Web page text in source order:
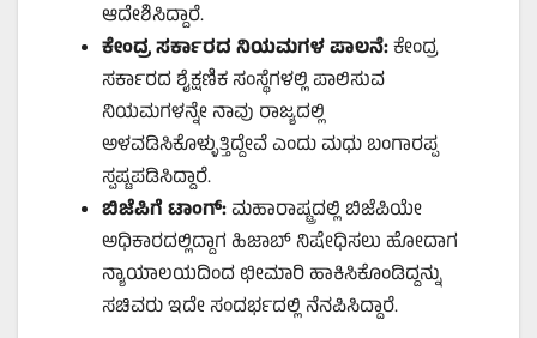
ಆದೇಶಿಸಿದ್ದಾರೆ.
ಕೇಂದ್ರ ಸರ್ಕಾರದ ನಿಯಮಗಳ ಪಾಲನೆ:ಕೇಂದ್ರ
ಸರ್ಕಾರದ ಶೈಕ್ಷಣಿಕ ಸಂಸ್ಥೆಗಳಲ್ಲಿ ಪಾಲಿಸುವ
ನಿಯಮಗಳನ್ನೇ ನಾವು ರಾಜ್ಯದಲ್ಲಿ
ಅಳವಡಿಸಿಕೊಳ್ಳುತ್ತಿದ್ದೇವೆ ಎಂದು ಮಧು ಬಂಗಾರಪ್ಪ
ಸ್ಪಷ್ಟಪಡಿಸಿದ್ದಾರೆ.
ಬಿಜೆಪಿಗೆ ಟಾಂಗ್‌:ಮಹಾರಾಷ್ಟ್ರದಲ್ಲಿ ಬಿಜೆಪಿಯೇ
ಅಧಿಕಾರದಲ್ಲಿದ್ದಾಗ ಹಿಜಾಬ್‌ ನಿಷೇಧಿಸಲು ಹೋದಾಗ
ನ್ಯಾಯಾಲಯದಿಂದ ಛೀಮಾರಿ ಹಾಕಿಸಿಕೊಂಡಿದ್ದನ್ನು
ಸಚಿವರು ಇದೇ ಸಂದರ್ಭದಲ್ಲಿ ನೆನಪಿಸಿದ್ದಾರೆ.